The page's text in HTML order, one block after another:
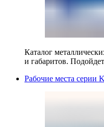
Каталог
и габаритов.
Рабочие места серии